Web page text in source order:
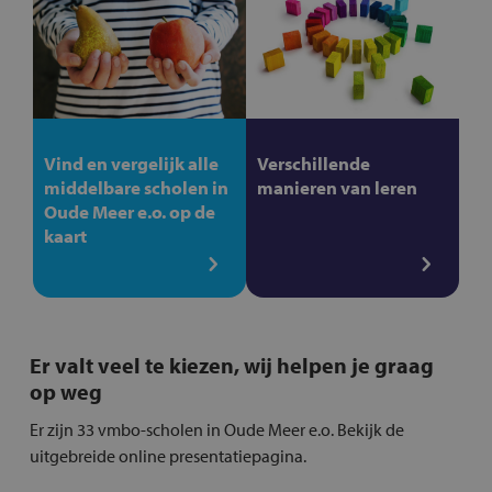
Vind en vergelijk alle
middelbare scholen in
Oude Meer e.o. op de
kaart
Verschillende
manieren van leren
Er valt veel te kiezen, wij helpen je graag
op weg
Er zijn 33 vmbo-scholen in Oude Meer e.o. Bekijk de
uitgebreide online presentatiepagina.